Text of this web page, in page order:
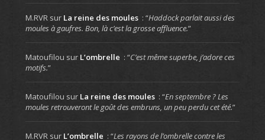
M.RVRsur La reine des moules : “Haddock parlait aussi des
moules à gaufres. Bon, là c’est la grosse affluence.”
Matoufilou sur L’ombrelle : “C’est même superbe, j’adore ces
motifs.”
Matoufilou sur La reine des moules : “En septembre ? Les
moules retrouveront le goût des embruns, un peu perdu cet été.”
M.RVRsur L’ombrelle : “Les rayons de l’ombrelle contre les